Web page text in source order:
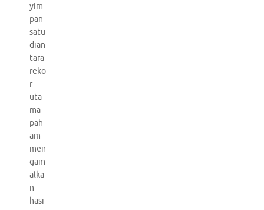
yim
pan
satu
dian
tara
reko
r
uta
ma
pah
am
men
gam
alka
n
hasi